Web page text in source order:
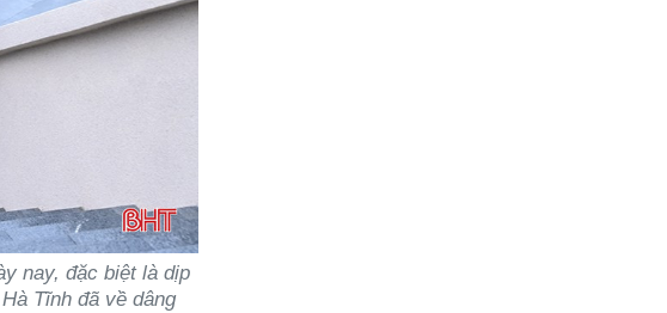
nay, đặc biệt là dịp
Tĩnh đã về dâng